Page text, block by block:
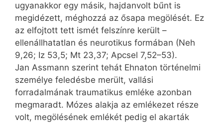
ugyan­akkor egy másik, hajdanvolt bűnt is
megidézett, méghozzá az ősapa megölését. Ez
az elfojtott tett ismét felszínre került –
ellenállhatatlan és neurotikus formában (Neh
9,26; Iz 53,5; Mt 23,37; Apcsel 7,52–53).
Jan Assmann szerint tehát Ehnaton történelmi
személye feledésbe merült, vallási
forradalmának traumatikus emléke azonban
megmaradt. Mózes alakja az emlékezet része
volt, megölésének emlékét pedig el akarták